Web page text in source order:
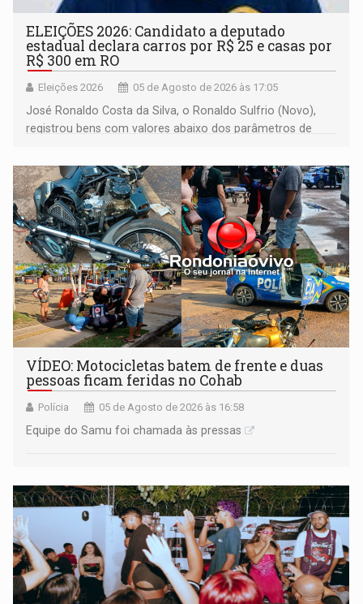
ELEIÇÕES 2026: Candidato a deputado
estadual declara carros por R$ 25 e casas por
R$ 300 em RO
Eleições 2026 05 de Agosto de 2026 às 17:05
José Ronaldo Costa da Silva, o Ronaldo Sulfrio (Novo),
registrou bens com valores abaixo dos parâmetros de
milhões
VÍDEO: Motocicletas batem de frente e duas
pessoas ficam feridas no Cohab
Polícia 05 de Agosto de 2026 às 16:58
Equipe do Samu foi chamada às pressas